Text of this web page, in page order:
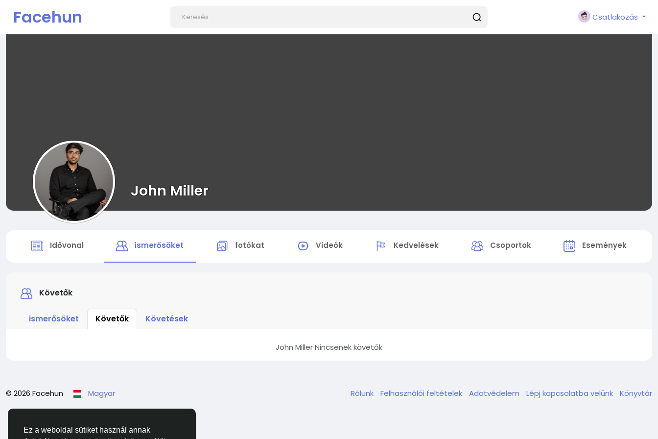
Ez a weboldal sütiket használ annak
Facehun Csatlakozás
John Miller
Idővonal ismerősöket fotókat Videók Kedvelések Csoportok Események
Követők
ismerősöket Követők Követések
John Miller Nincsenek követők
© 2026 Facehun Magyar Rólunk Felhasználói feltételek Adatvédelem Lépj kapcsolatba velünk Könyvtár